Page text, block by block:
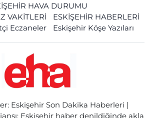
HAVA DURUMU
VAKİTLERİ
ESKİŞEHİR HABERLERİ
Eczaneler
Eskişehir Köşe Yazıları
Eskişehir Son Dakika Haberleri |
Eskişehir haber denildiğinde akla